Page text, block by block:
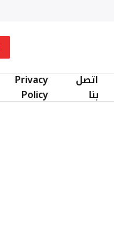
اتصل
بنا
Privacy
Policy